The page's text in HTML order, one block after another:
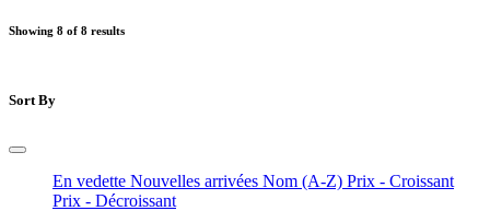
Showing 8 of 8 results
Sort By
En vedette Nouvelles arrivées Nom (A-Z) Prix - Croissant
Prix - Décroissant